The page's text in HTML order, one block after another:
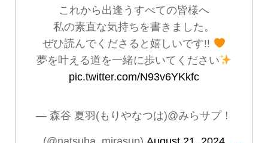
これから出逢うすべての皆様へ
私の素直な気持ちを書きました。
ぜひ読んでくださると嬉しいです!!
夢を叶える道を一緒に歩いてください
pic.twitter.com/N93v6YKkfc
— 森谷 夏羽(もりやなつは)@みらサプ！